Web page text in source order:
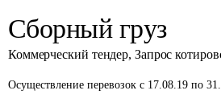
Сборный груз
Коммерческий тендер, Запрос
Осуществление перевозок с 17.08.19 по